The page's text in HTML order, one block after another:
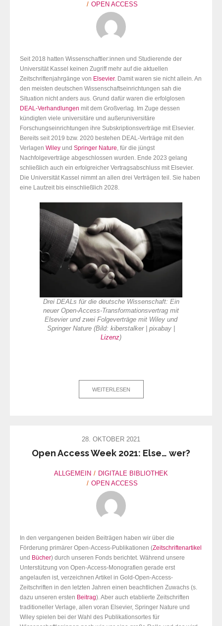
OPEN ACCESS
Seit 2018 hatten Wissenschaftler:innen und Studierende der
Universität Kassel keinen Zugriff mehr auf die aktuellen
Zeitschriftenjahrgänge von Elsevier. Damit waren sie nicht allein. An
den meisten deutschen Wissenschaftseinrichtungen sah die
Situation nicht anders aus. Grund dafür waren die erfolglosen
DEAL-Verhandlungen mit dem Großverlag. Im Zuge dessen
kündigten viele universitäre und außeruniversitäre
Forschungseinrichtungen ihre Subskriptionsverträge mit Elsevier.
Bereits seit 2019 bzw. 2020 bestehen DEAL-Verträge mit den
Verlagen Wiley und Springer Nature, für die jüngst
Nachfolgeverträge abgeschlossen wurden. Ende 2023 gelang
schließlich auch ein erfolgreicher Vertragsabschluss mit Elsevier.
Die Universität Kassel nimmt an allen drei Verträgen teil. Sie haben
eine Laufzeit bis einschließlich 2028.
Drei DEALs für die deutsche Wissenschaft: Ein
neuer Open-Access-Transformationsvertrag mit
Elsevier und zwei Folgeverträge mit Wiley und
Springer Nature (Bild: kiberstalker | pixabay |
Lizenz)
WEITERLESEN
28. OKTOBER 2021
Open Access Week 2021: Else… wer?
ALLGEMEIN
DIGITALE BIBLIOTHEK
OPEN ACCESS
In den vergangenen beiden Beiträgen haben wir über die
Förderung primärer Open-Access-Publikationen (Zeitschriftenartikel
und Bücher) durch unseren Fonds berichtet. Während unsere
Unterstützung von Open-Access-Monografien gerade erst
angelaufen ist, verzeichnen Artikel in Gold-Open-Access-
Zeitschriften in den letzten Jahren einen beachtlichen Zuwachs (s.
dazu unseren ersten Beitrag) . Aber auch etablierte Zeitschriften
traditioneller Verlage, allen voran Elsevier, Springer Nature und
Wiley spielen bei der Wahl des Publikationsortes für